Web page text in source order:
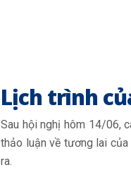
Lịch trình
Sau hội nghị hôm 14/06,
thảo luận về tương lai
ra.